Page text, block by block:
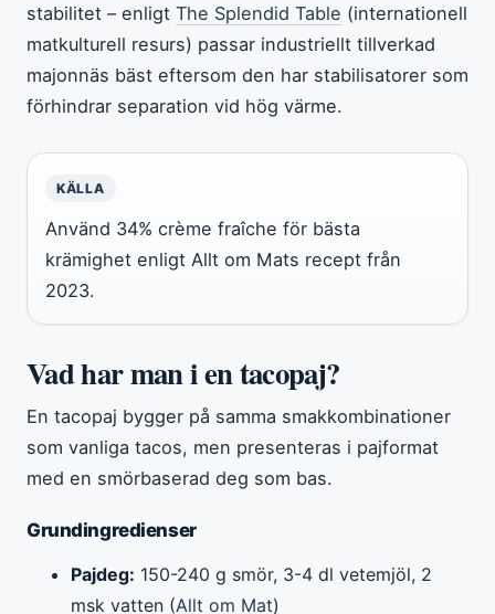
stabilitet – enligt The Splendid Table (internationell
matkulturell resurs) passar industriellt tillverkad
majonnäs bäst eftersom den har stabilisatorer som
förhindrar separation vid hög värme.
KÄLLA
Använd 34% crème fraîche för bästa
krämighet enligt Allt om Mats recept från
2023.
Vad har man i en tacopaj?
En tacopaj bygger på samma smakkombinationer
som vanliga tacos, men presenteras i pajformat
med en smörbaserad deg som bas.
Grundingredienser
Pajdeg: 150-240 g smör, 3-4 dl vetemjöl, 2
msk vatten (Allt om Mat)